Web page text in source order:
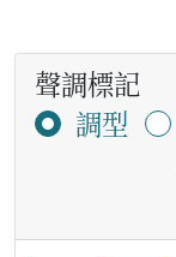
聲調標記
調型